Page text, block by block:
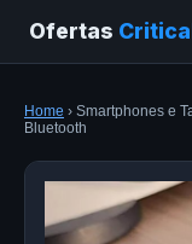
Ofertas
Home › Smartphones e
Bluetooth